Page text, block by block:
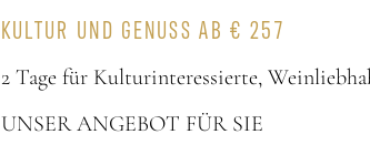
KULTUR UND GENUSS AB € 257
2 Tage für Kulturinteressierte,
UNSER ANGEBOT FÜR SIE